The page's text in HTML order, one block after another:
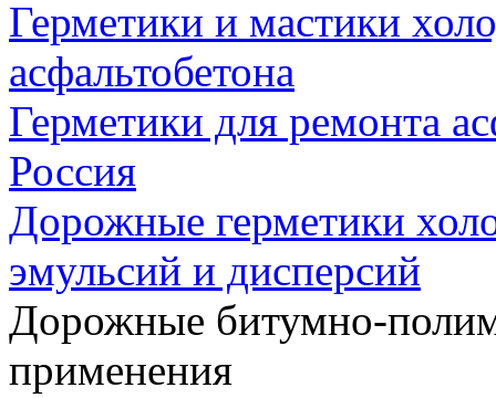
Герметики и мастики
асфальтобетона
Герметики для ремонта
Россия
Дорожные герметики
эмульсий и дисперсий
Дорожные битумно-
применения